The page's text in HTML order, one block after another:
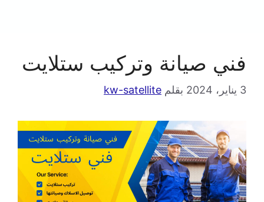
فني صيانة وتركيب ستلايت
3 يناير، 2024 بقلم kw-satellite